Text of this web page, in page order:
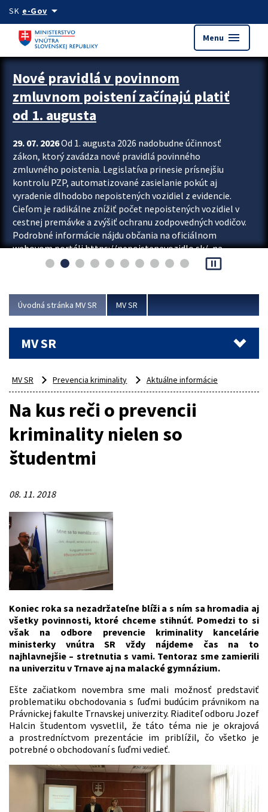
Preskocit na hlavný obsah
SK e-Govarrow_drop_down
Menu menu
Zastavit automatický posun upútavok
Nové pravidlá v povinnom
zmluvnom poistení začínajú platiť
od 1. augusta
29. 07. 2026Od 1. augusta 2026 nadobudne účinnosť
zákon, ktorý zavádza nové pravidlá povinného
zmluvného poistenia. Legislatíva prinesie prísnejšiu
kontrolu PZP, automatizované zasielanie pokút aj
vyradenie dlhodobo nepoistených vozidiel z evidencie.
Cieľom je radikálne znížiť počet nepoistených vozidiel v
cestnej premávke a zvýšiť ochranu zodpovedných vodičov.
Podrobné informácie nájdu občania na oficiálnom
webovom portáli https://nepoistenevozidlo.sk/, na
ktorom od augusta pribudne aj možnosť overiť si...
pause_presentation
Úvodná stránka MV SR MV SR
MV SR
MV SR Prevencia kriminality Aktuálne informácie
Na kus reči o prevencii
kriminality nielen so
študentmi
08. 11. 2018
Koniec roka sa nezadržateľne blíži a s ním sa hromadia aj
všetky povinnosti, ktoré chceme stihnúť. Pomedzi to si
však na odbore prevencie kriminality kancelárie
ministerky vnútra SR vždy nájdeme čas na to
najhlavnejšie – stretnutia s vami. Tentoraz sme zamierili
na univerzitu v Trnave aj na malacké gymnázium.
Ešte začiatkom novembra sme mali možnosť predstaviť
problematiku obchodovania s ľuďmi budúcim právnikom na
Právnickej fakulte Trnavskej univerzity. Riaditeľ odboru Jozef
Halcin študentom vysvetlil, že táto téma nie je okrajová
a prostredníctvom prezentácie im priblížil, čo všetko je
potrebné o obchodovaní s ľuďmi vedieť.